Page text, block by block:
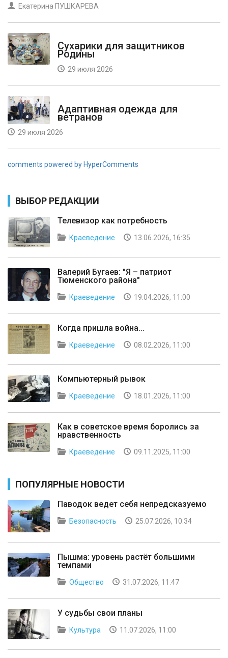
Екатерина ПУШКАРЕВА
Сухарики для защитников
Родины
29 июля 2026
Адаптивная одежда для
ветранов
29 июля 2026
comments powered by HyperComments
ВЫБОР РЕДАКЦИИ
Телевизор как потребность
Краеведение 13.06.2026, 16:35
Валерий Бугаев: "Я – патриот
Тюменского района"
Краеведение 19.04.2026, 11:00
Когда пришла война...
Краеведение 08.02.2026, 11:00
Компьютерный рывок
Краеведение 18.01.2026, 11:00
Как в советское время боролись за
нравственность
Краеведение 09.11.2025, 11:00
ПОПУЛЯРНЫЕ НОВОСТИ
Паводок ведет себя непредсказуемо
Безопасность 25.07.2026, 10:34
Пышма: уровень растёт большими
темпами
Общество 31.07.2026, 11:47
У судьбы свои планы
Культура 11.07.2026, 11:00